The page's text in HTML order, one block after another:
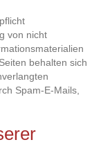
von nicht
behalten sich
Spam-E-Mails,